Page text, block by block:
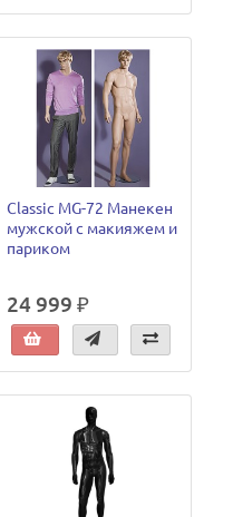
Classic MG-72 Манекен
мужской с макияжем и
париком
24 999 ₽